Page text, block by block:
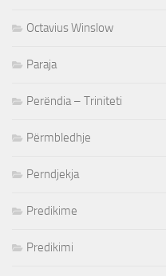
Octavius Winslow
Paraja
Perëndia – Triniteti
Përmbledhje
Perndjekja
Predikime
Predikimi